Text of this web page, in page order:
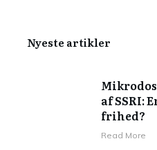
Nyeste artikler
af SSRI:
frihed?
Read More